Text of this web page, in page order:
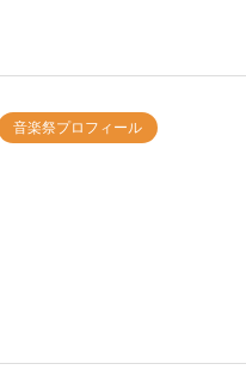
音楽祭プロフィール